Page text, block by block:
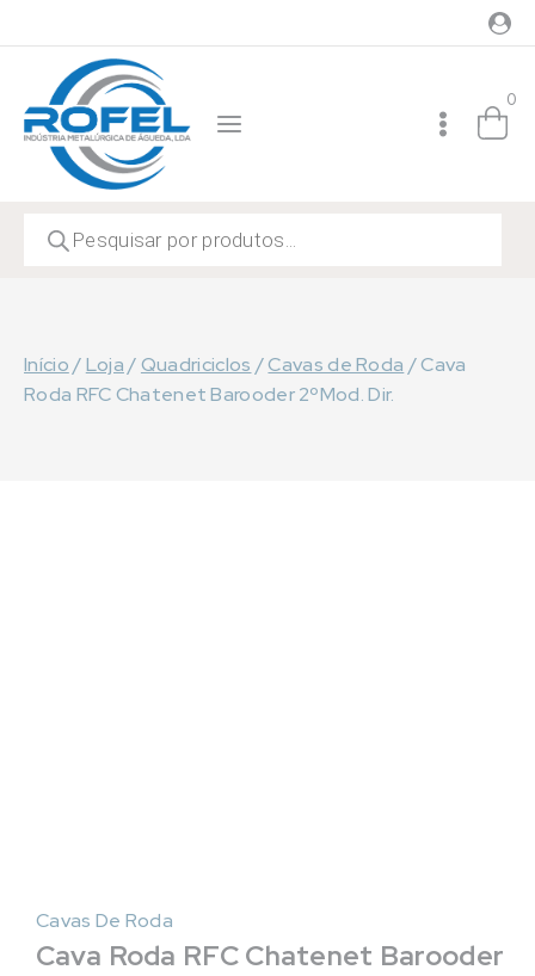
to
content
0
search
Início/Loja /Quadriciclos /Cavas de Roda /Cava
Roda RFC Chatenet Barooder 2ºMod. Dir.
Cavas De Roda
Cava Roda RFC Chatenet Barooder